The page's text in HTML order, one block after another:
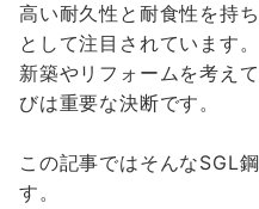
高い耐久性と耐食性を持
として注目されています。
新築やリフォームを考え
びは重要な決断です。
この記事ではそんなSGL
す。